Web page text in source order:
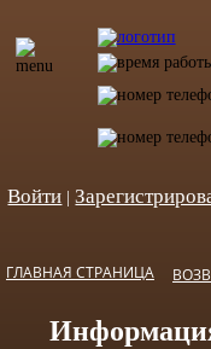
Войти |
ГЛАВНАЯ СТРАНИЦА